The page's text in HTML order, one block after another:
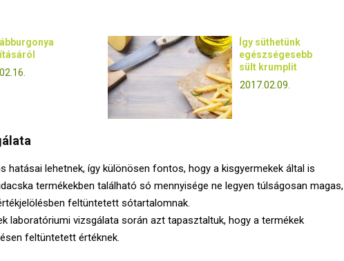
Így süthetünk
egészségesebb
sült krumplit
2017.02.09.
hatásai lehetnek, így különösen fontos, hogy a kisgyermekek által is
termékekben található só mennyisége ne legyen túlságosan magas,
feltüntetett sótartalomnak.
laboratóriumi vizsgálata során azt tapasztaltuk, hogy a termékek
feltüntetett értéknek.